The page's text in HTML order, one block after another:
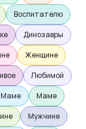
Воспитателю
Динозавры
Женщине
Любимой
Маме
Маме
Мужчине